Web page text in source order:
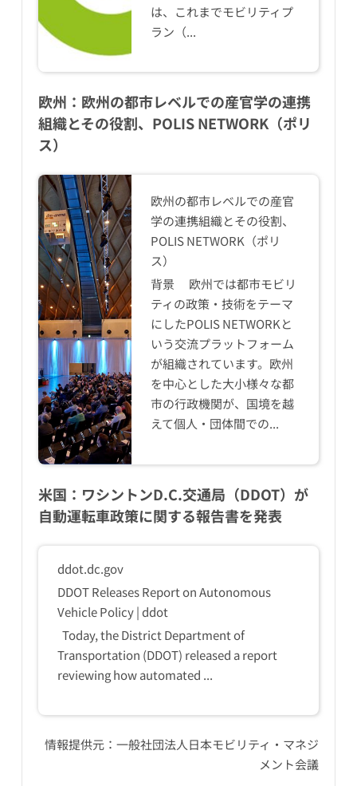
は、これまでモビリティプ
ラン（...
欧州：欧州の都市レベルでの産官学の連携
組織とその役割、POLIS NETWORK（ポリ
ス）
欧州の都市レベルでの産官
学の連携組織とその役割、
POLIS NETWORK（ポリ
ス）
背景 欧州では都市モビリ
ティの政策・技術をテーマ
にしたPOLIS NETWORKと
いう交流プラットフォーム
が組織されています。欧州
を中心とした大小様々な都
市の行政機関が、国境を越
えて個人・団体間での...
米国：ワシントンD.C.交通局（DDOT）が
自動運転車政策に関する報告書を発表
ddot.dc.gov
DDOT Releases Report on Autonomous
Vehicle Policy | ddot
Today, the District Department of
Transportation (DDOT) released a report
reviewing how automated ...
情報提供元：一般社団法人日本モビリティ・マネジ
メント会議